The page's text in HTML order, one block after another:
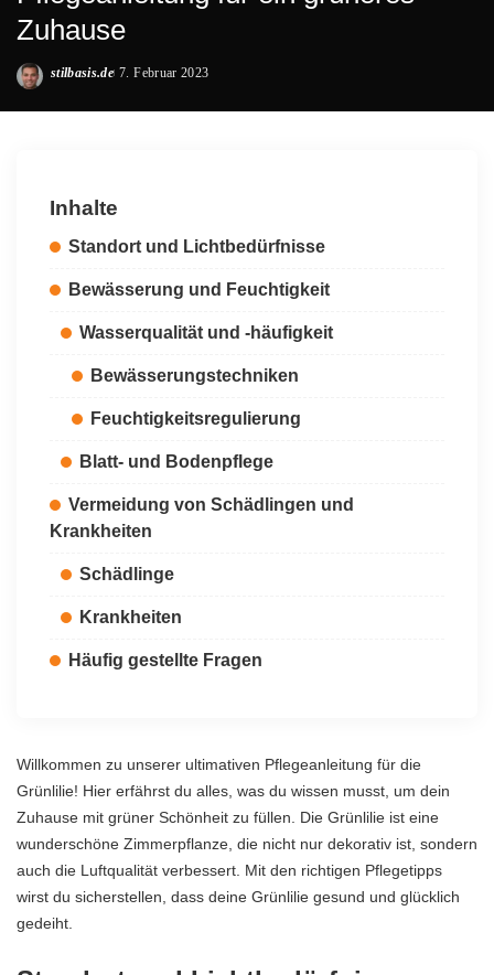
Zuhause
Posted
stilbasis.de 7. Februar 2023
Inhalte
Standort und Lichtbedürfnisse
Bewässerung und Feuchtigkeit
Wasserqualität und -häufigkeit
Bewässerungstechniken
Feuchtigkeitsregulierung
Blatt- und Bodenpflege
Vermeidung von Schädlingen und
Krankheiten
Schädlinge
Krankheiten
Häufig gestellte Fragen
Willkommen zu unserer ultimativen Pflegeanleitung für die
Grünlilie! Hier erfährst du alles, was du wissen musst, um dein
Zuhause mit grüner Schönheit zu füllen. Die Grünlilie ist eine
wunderschöne Zimmerpflanze, die nicht nur dekorativ ist, sondern
auch die Luftqualität verbessert. Mit den richtigen Pflegetipps
wirst du sicherstellen, dass deine Grünlilie gesund und glücklich
gedeiht.